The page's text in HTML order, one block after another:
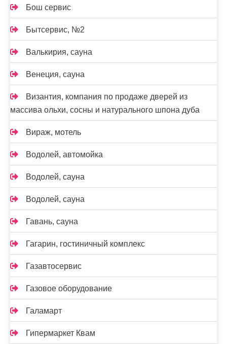
Бош сервис
Бытсервис, №2
Валькирия, сауна
Венеция, сауна
Византия, компания по продаже дверей из
массива ольхи, сосны и натурального шпона дуба
Вираж, мотель
Водолей, автомойка
Водолей, сауна
Водолей, сауна
Гавань, сауна
Гагарин, гостиничный комплекс
Газавтосервис
Газовое оборудование
Галамарт
Гипермаркет Квам